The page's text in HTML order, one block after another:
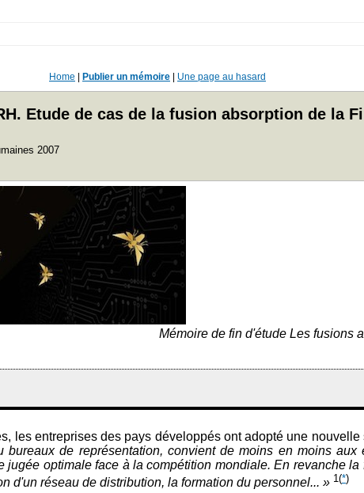
Home Publier un mémoire Une page au hasard
Etude de cas de la fusion absorption de la
2007
Mémoire de fin d'étude Les fusions
les entreprises des pays développés ont adopté une
de représentation, convient de moins en moins
optimale face à la compétition mondiale. En revanche
d'un réseau de distribution, la formation du personnel... » 1(*)